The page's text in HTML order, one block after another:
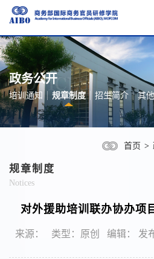
政务公开
培训通知 规章制度 招生简介 其
首页 >
规章制度
Notices
对外援助培训联办协办项
来源： 类型：原创 编辑： 发布